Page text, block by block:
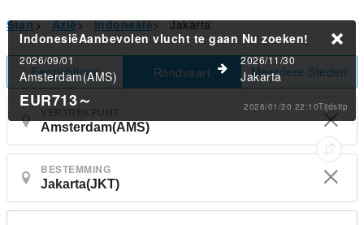
Start> Azië> Indonesië> Jakarta
Eenrichtings Rondvaart Meerdere Steden
BESTEMMING
IndonesiëAanbevolen vlucht te gaan Nu zoeken!
2026/09/01
Amsterdam(AMS)
2026/11/30
Jakarta
EUR713～ 2026/01/20 22:10Tijdstip